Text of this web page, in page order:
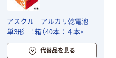
アスクル アルカリ乾電池
単3形 1箱（40本：４本×１
０パック） オリジナル
代替品を見る